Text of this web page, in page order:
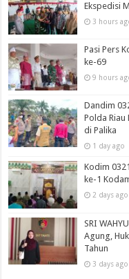
Ekspedisi
3 hours
Pasi Pers
ke-69
9 hours
Dandim
Polda Riau
di Palika
1 day ago
Kodim
ke-1
2 days ago
SRI
Agung,
Tahun
3 days ago